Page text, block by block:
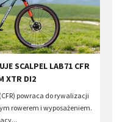
SCALPEL LAB71 CFR
XTR DI2
powraca do rywalizacji
rowerem i wyposażeniem.